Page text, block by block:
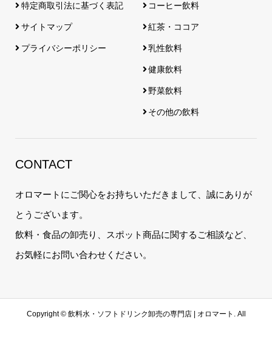
特定商取引法に基づく表記
サイトマップ
プライバシーポリシー
コーヒー飲料
紅茶・ココア
乳性飲料
健康飲料
野菜飲料
その他の飲料
CONTACT
オロマートにご関心をお持ちいただきまして、誠にありが
とうございます。
飲料・食品の卸売り、スポット商品に関するご相談など、
お気軽にお問い合わせください。
Copyright ©飲料水・ソフトドリンク卸売の専門店 | オロマート. All